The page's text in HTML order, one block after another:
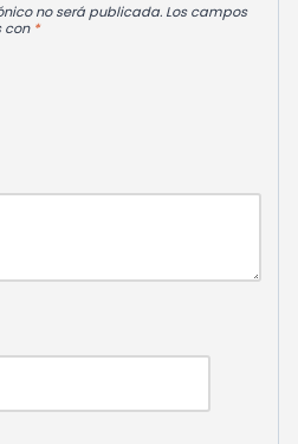
no será publicada. Los campos
con *